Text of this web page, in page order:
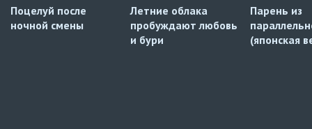
Поцелуй после
ночной смены
Летние облака
пробуждают любовь
и бури
Парень из
(японская